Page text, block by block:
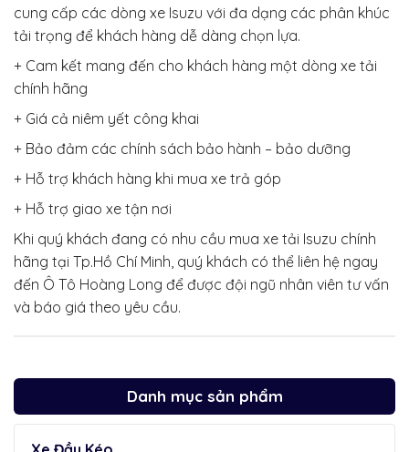
Danh mục sản phẩm
cung cấp các dòng xe Isuzu với đa dạng các phân khúc
tải trọng để khách hàng dễ dàng chọn lựa.
+ Cam kết mang đến cho khách hàng một dòng xe tải
chính hãng
+ Giá cả niêm yết công khai
+ Bảo đảm các chính sách bảo hành – bảo dưỡng
+ Hỗ trợ khách hàng khi mua xe trả góp
+ Hỗ trợ giao xe tận nơi
Khi quý khách đang có nhu cầu mua xe tải Isuzu chính
hãng tại Tp.Hồ Chí Minh, quý khách có thể liên hệ ngay
đến Ô Tô Hoàng Long để được đội ngũ nhân viên tư vấn
và báo giá theo yêu cầu.